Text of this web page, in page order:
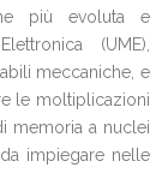
più evoluta e
(UME),
meccaniche, e
le moltiplicazioni
memoria a nuclei
impiegare nelle